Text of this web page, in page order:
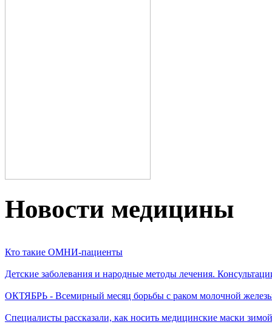
Новости медицины
Кто такие ОМНИ-пациенты
Детские заболевания и народные методы лечения.
ОКТЯБРЬ - Всемирный месяц борьбы с раком молочной
Специалисты рассказали, как носить медицинские маски зимой